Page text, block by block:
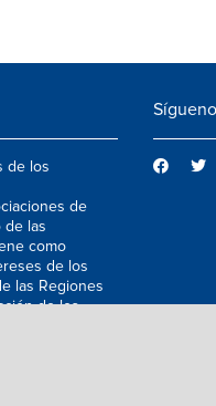
de los
de
de las
como
de los
las Regiones
de los